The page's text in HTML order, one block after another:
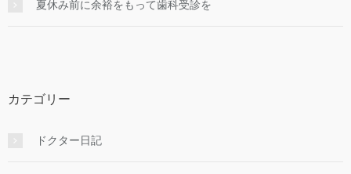
夏休み前に余裕をもって歯科受診を
カテゴリー
ドクター日記